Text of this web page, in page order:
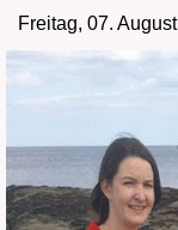
Freitag, 07. August